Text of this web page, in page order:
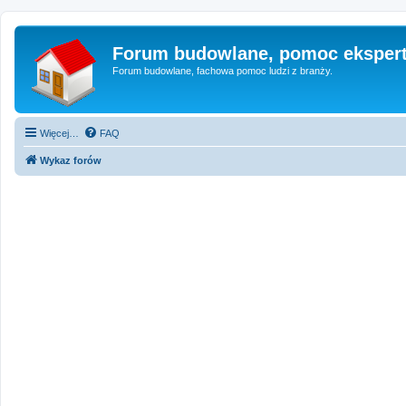
Forum budowlane, pomoc
Forum budowlane, fachowa pomoc ludzi z branży.
Więcej… FAQ
Wykaz forów